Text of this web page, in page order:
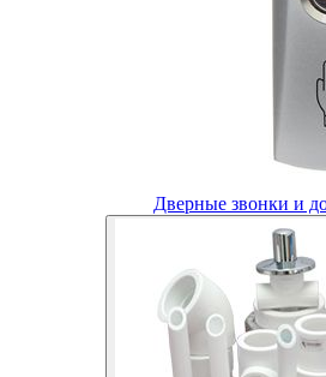
Дверные звонки и